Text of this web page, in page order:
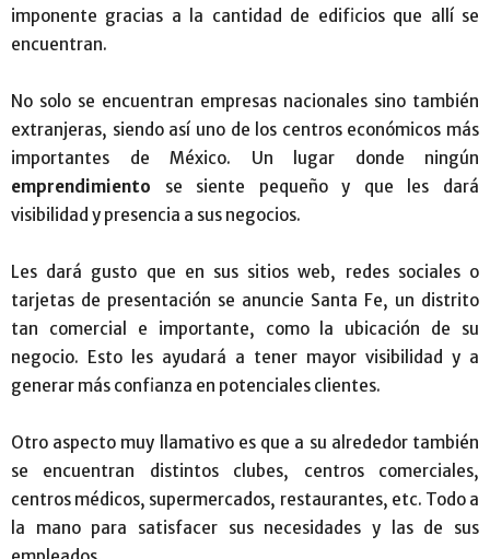
imponente gracias a la cantidad de edificios que allí se
encuentran.
No solo se encuentran empresas nacionales sino también
extranjeras, siendo así uno de los centros económicos más
importantes de México. Un lugar donde ningún
emprendimiento se siente pequeño y que les dará
visibilidad y presencia a sus negocios.
Les dará gusto que en sus sitios web, redes sociales o
tarjetas de presentación se anuncie Santa Fe, un distrito
tan comercial e importante, como la ubicación de su
negocio. Esto les ayudará a tener mayor visibilidad y a
generar más confianza en potenciales clientes.
Otro aspecto muy llamativo es que a su alrededor también
se encuentran distintos clubes, centros comerciales,
centros médicos, supermercados, restaurantes, etc. Todo a
la mano para satisfacer sus necesidades y las de sus